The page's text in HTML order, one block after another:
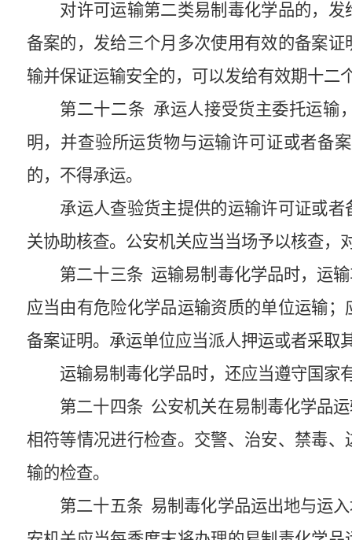
对许可运输第二类易制毒化学品的，
备案的，发给三个月多次使用有效的备案
输并保证运输安全的，可以发给有效期十二
第二十二条 承运人接受货主委托运输
明，并查验所运货物与运输许可证或者备
的，不得承运。
承运人查验货主提供的运输许可证或
关协助核查。公安机关应当当场予以核查，
第二十三条运输易制毒化学品时，运
应当由有危险化学品运输资质的单位运输
备案证明。承运单位应当派人押运或者采取
运输易制毒化学品时，还应当遵守国家
第二十四条公安机关在易制毒化学品
相符等情况进行检查。交警、治安、禁毒
输的检查。
第二十五条易制毒化学品运出地与运